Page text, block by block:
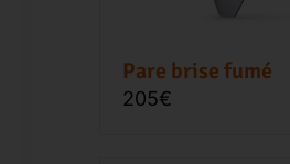
Pare brise fumé
205€